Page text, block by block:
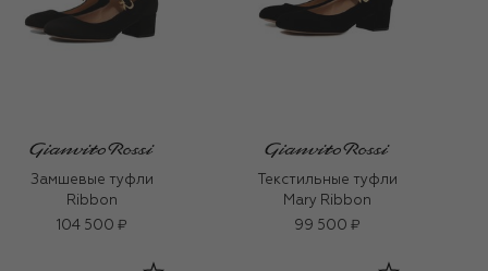
Замшевые туфли
Ribbon
104 500 ₽
Текстильные туфли
Mary Ribbon
99 500 ₽